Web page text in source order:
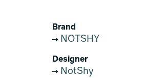
Brand
NOTSHY
Designer
NotShy